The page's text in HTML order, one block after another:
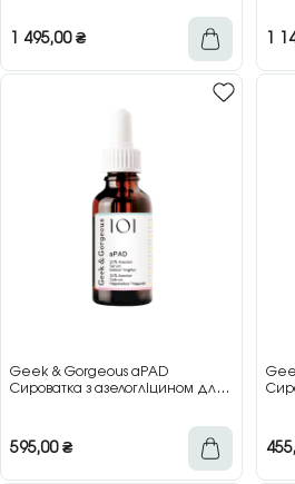
1 495,00₴ 1
Geek & Gorgeous aPAD
Сироватка з азелогліцином для
595,00₴